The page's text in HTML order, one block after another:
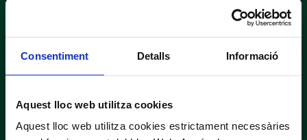
Consentiment Detalls Informació
Aquest lloc web utilitza cookies
Aquest lloc web utilitza cookies estrictament necessàries